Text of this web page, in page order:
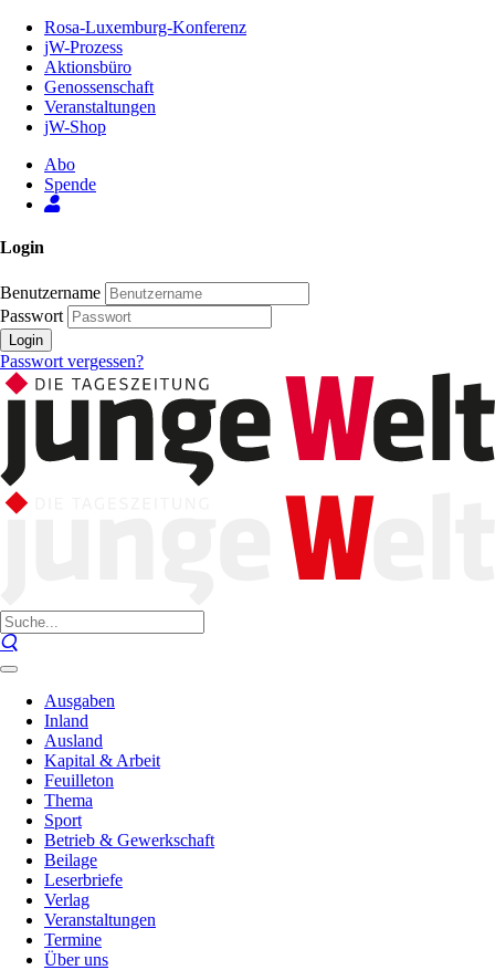
Inhalt
Seite
Rosa-Luxemburg-Konferenz
jW-Prozess
Aktionsbüro
Genossenschaft
Veranstaltungen
jW-Shop
Abo
Spende
Login
Benutzername
Passwort
Login
Passwort vergessen?
Ausgaben
Inland
Ausland
Kapital & Arbeit
Feuilleton
Thema
Sport
Betrieb & Gewerkschaft
Beilage
Leserbriefe
Verlag
Veranstaltungen
Termine
Über uns